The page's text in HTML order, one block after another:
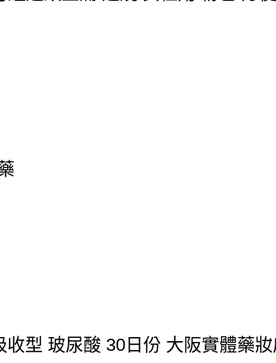
收型 玻尿酸 30日份 大阪實體藥